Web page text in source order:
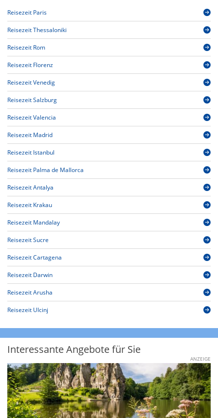
Reisezeit Paris
Reisezeit Thessaloniki
Reisezeit Rom
Reisezeit Florenz
Reisezeit Venedig
Reisezeit Salzburg
Reisezeit Valencia
Reisezeit Madrid
Reisezeit Istanbul
Reisezeit Palma de Mallorca
Reisezeit Antalya
Reisezeit Krakau
Reisezeit Mandalay
Reisezeit Sucre
Reisezeit Cartagena
Reisezeit Darwin
Reisezeit Arusha
Reisezeit Ulcinj
Interessante Angebote für Sie
ANZEIGE